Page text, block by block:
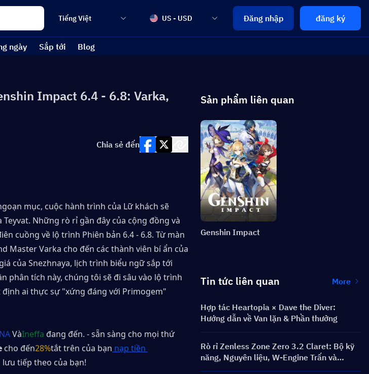
Tiếng Việt US - USD Đăng nhập đăng ký
ngày Sắp tới Blog
Impact 6.4 - 6.8: Varka,
Chia sẻ đến
mục, cuộc hành trình của Lữ khách sẽ
Những rò rỉ gần đây của cộng đồng và
cuồng về lộ trình Phiên bản 6.4 - 6.8. Từ màn
Master Varka cho đến các thành viên bí ẩn của
của Snezhnaya, lịch trình biểu ngữ sắp tới
phân tích này, chúng tôi sẽ đi sâu vào lộ trình
ai thực sự "xứng đáng với Primogem"
VàIneffa đang đến. - sẵn sàng cho mọi thứ
cho đến28%tắt trên của bạn nạp tiền
tiếp theo của bạn!
Sản phẩm liên quan
Genshin Impact
Tin tức liên quan More
Hợp tác Heartopia × Dave the Diver:
Hướng dẫn về Van lặn & Phần thưởng
Rò rỉ Zenless Zone Zero 3.2 Claret: Bộ kỹ
năng, Nguyên liệu, W-Engine Trấn và
Mindscape Cinema